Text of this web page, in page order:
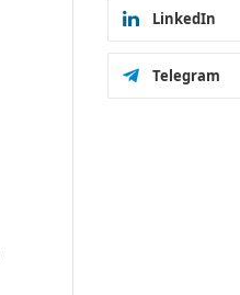
LinkedIn
Telegram